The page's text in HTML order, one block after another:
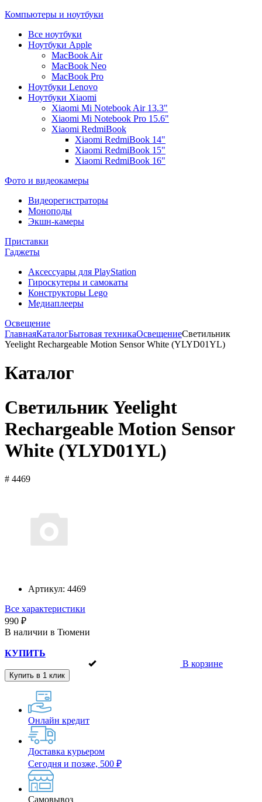
Компьютеры и ноутбуки
Все ноутбуки
Ноутбуки Apple
MacBook Air
MacBook Neo
MacBook Pro
Ноутбуки Lenovo
Ноутбуки Xiaomi
Xiaomi Mi Notebook Air 13.3"
Xiaomi Mi Notebook Pro 15.6"
Xiaomi RedmiBook
Xiaomi RedmiBook 14"
Xiaomi RedmiBook 15"
Xiaomi RedmiBook 16"
Фото и видеокамеры
Видеорегистраторы
Моноподы
Экшн-камеры
Приставки
Гаджеты
Аксессуары для PlayStation
Гироскутеры и самокаты
Конструкторы Lego
Медиаплееры
Освещение
ГлавнаяКаталогБытовая техникаОсвещениеСветильник
Yeelight Rechargeable Motion Sensor White (YLYD01YL)
Каталог
Светильник Yeelight
Rechargeable Motion Sensor
White (YLYD01YL)
# 4469
Артикул: 4469
Все характеристики
990 ₽
В наличии в Тюмени
КУПИТЬ
В корзине
Купить в 1 клик
Онлайн кредит
Доставка курьером
Сегодня и позже, 500 ₽
Самовывоз